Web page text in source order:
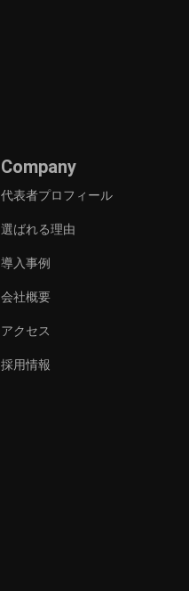
Company
代表者プロフィール
選ばれる理由
導入事例
会社概要
アクセス
採用情報